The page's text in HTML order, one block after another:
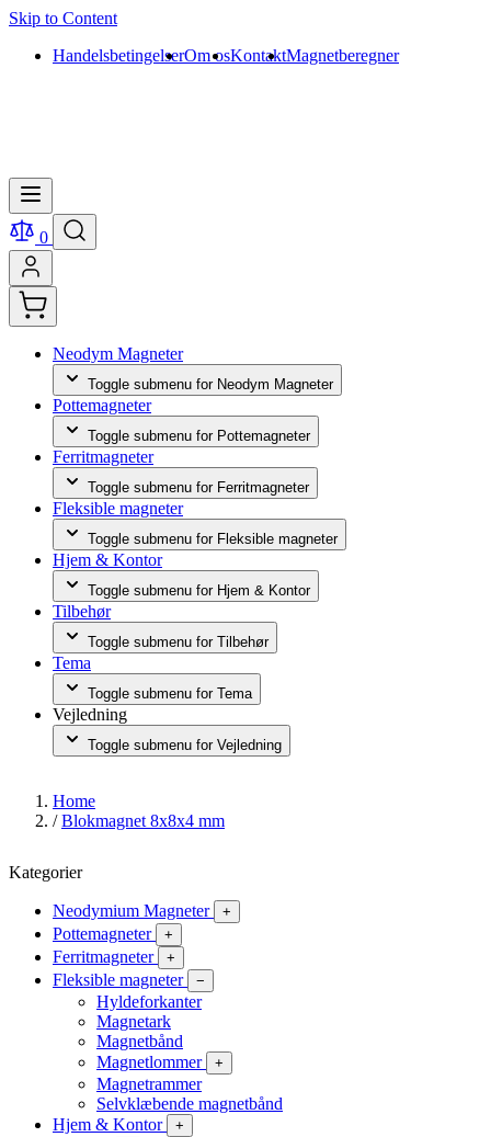
Skip to Content
HandelsbetingelserOm osKontaktMagnetberegner
0
Neodym Magneter
Toggle submenu for Neodym Magneter
Pottemagneter
Toggle submenu for Pottemagneter
Ferritmagneter
Toggle submenu for Ferritmagneter
Fleksible magneter
Toggle submenu for Fleksible magneter
Hjem & Kontor
Toggle submenu for Hjem & Kontor
Tilbehør
Toggle submenu for Tilbehør
Tema
Toggle submenu for Tema
Vejledning
Toggle submenu for Vejledning
Home
/ Blokmagnet 8x8x4 mm
Kategorier
Neodymium Magneter +
Pottemagneter +
Ferritmagneter +
Fleksible magneter −
Hyldeforkanter
Magnetark
Magnetbånd
Magnetlommer
+
Magnetrammer
Selvklæbende magnetbånd
Hjem & Kontor
+